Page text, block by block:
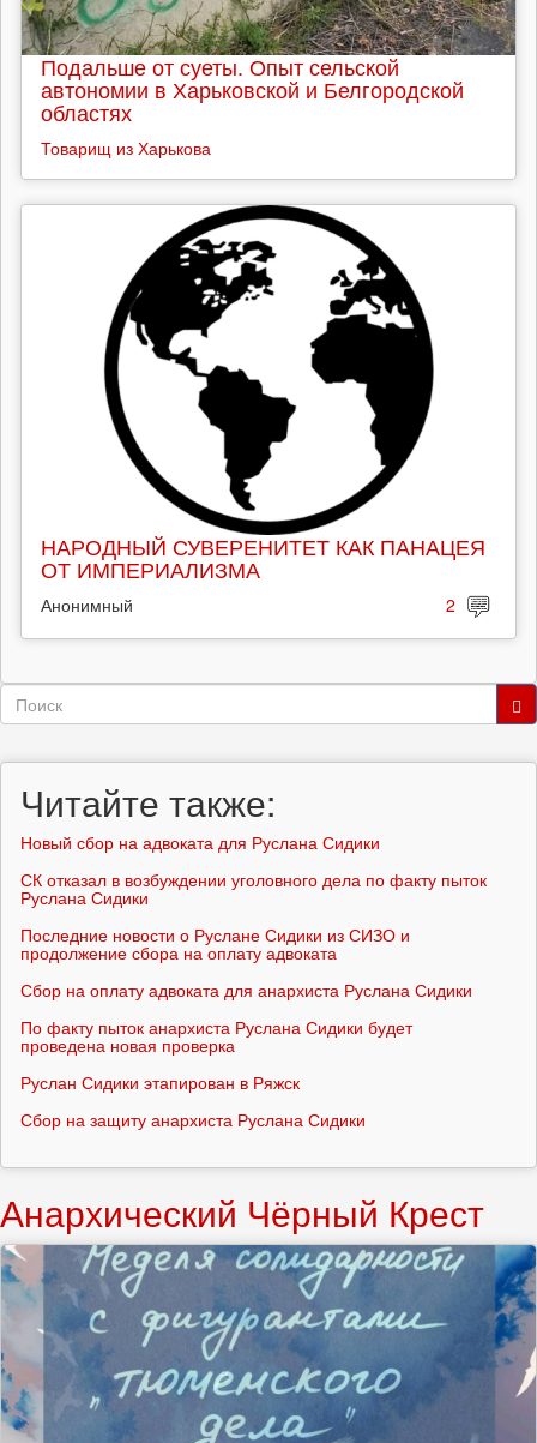
Подальше от суеты. Опыт сельской
автономии в Харьковской и Белгородской
областях
Товарищ из Харькова
НАРОДНЫЙ СУВЕРЕНИТЕТ КАК ПАНАЦЕЯ
ОТ ИМПЕРИАЛИЗМА
Анонимный 2
Форма
Читайте также:
Новый сбор на адвоката для Руслана Сидики
СК отказал в возбуждении уголовного дела по факту пыток
Руслана Сидики
Последние новости о Руслане Сидики из СИЗО и
продолжение сбора на оплату адвоката
Сбор на оплату адвоката для анархиста Руслана Сидики
По факту пыток анархиста Руслана Сидики будет
проведена новая проверка
Руслан Сидики этапирован в Ряжск
Сбор на защиту анархиста Руслана Сидики
Анархический Чёрный Крест